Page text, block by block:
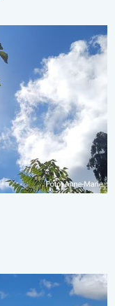
lucht. . . zaterdag
Weekendweer. . .